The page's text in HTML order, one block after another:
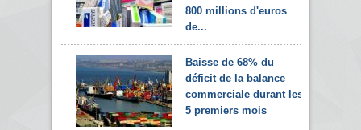
800 millions d'euros
de...
Baisse de 68% du
déficit de la balance
commerciale durant les
5 premiers mois